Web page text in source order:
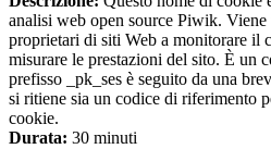
analisi web open source Piwik.
proprietari di siti Web a monitorare il
misurare le prestazioni del sito. È un
prefisso _pk_ses è seguito da una
si ritiene sia un codice di riferimento
cookie.
Durata: 30 minuti